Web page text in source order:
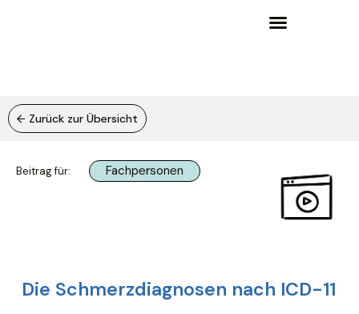
← Zurück zur Übersicht
Beitrag für: Fachpersonen
Die Schmerzdiagnosen nach ICD-11